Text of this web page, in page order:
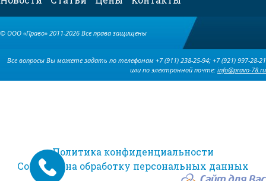
© ООО «Право» 2011-2026 Все права защищены
Все вопросы Вы можете задать по телефонам +7 (911) 238-25-94; +7 (921) 997-28-21
или по электронной почте: info@pravo-78.ru
Политика конфиденциальности
Согласие на обработку персональных данных